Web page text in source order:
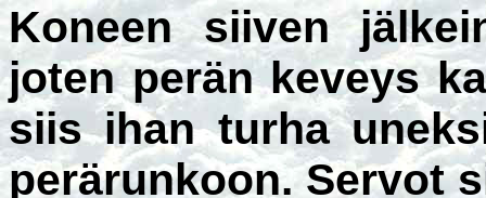
Koneen siiven
joten perän keveys
siis ihan turha
perärunkoon. Servot